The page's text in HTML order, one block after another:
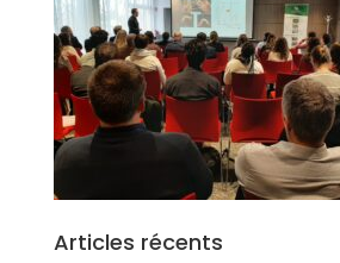
Articles récents